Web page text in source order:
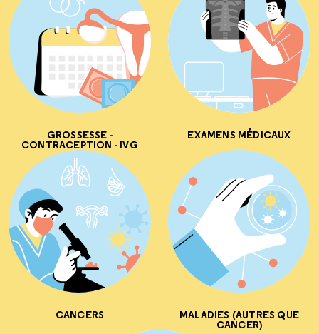
GROSSESSE -
CONTRACEPTION - IVG
EXAMENS MÉDICAUX
CANCERS MALADIES (AUTRES QUE
CANCER)